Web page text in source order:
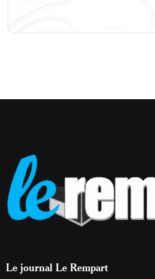
Le journal Le Rempart